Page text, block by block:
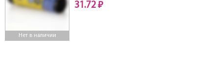
Нет в наличии
31.72 ₽